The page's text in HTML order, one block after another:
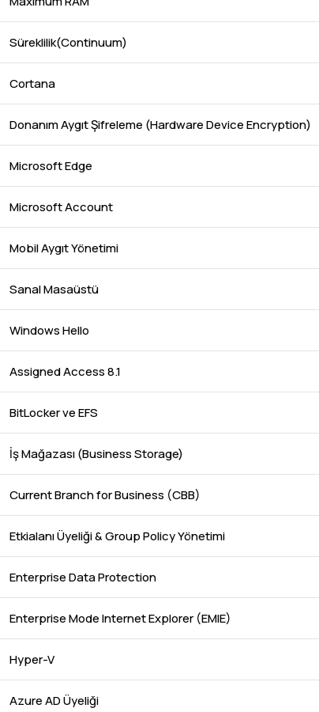
Süreklilik(Continuum)
Cortana
Donanım Aygıt Şifreleme (Hardware Device Encryption)
Microsoft Edge
Microsoft Account
Mobil Aygıt Yönetimi
Sanal Masaüstü
Windows Hello
Assigned Access 8.1
BitLocker ve EFS
İş Mağazası (Business Storage)
Current Branch for Business (CBB)
Etkialanı Üyeliği & Group Policy Yönetimi
Enterprise Data Protection
Enterprise Mode Internet Explorer (EMIE)
Hyper-V
Azure AD Üyeliği